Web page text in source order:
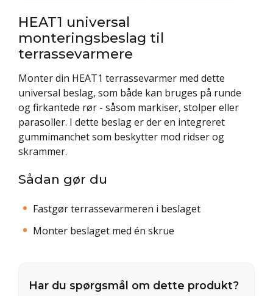
HEAT1 universal
monteringsbeslag til
terrassevarmere
Monter din HEAT1 terrassevarmer med dette
universal beslag, som både kan bruges på runde
og firkantede rør - såsom markiser, stolper eller
parasoller. I dette beslag er der en integreret
gummimanchet som beskytter mod ridser og
skrammer.
Sådan gør du
Fastgør terrassevarmeren i beslaget
Monter beslaget med én skrue
Har du spørgsmål om dette produkt?